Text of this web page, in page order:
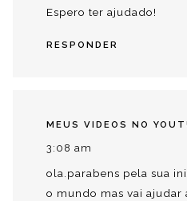
Espero ter ajudado!
RESPONDER
MEUS VIDEOS NO
3:08 am
ola.parabens pela sua
o mundo mas vai ajudar